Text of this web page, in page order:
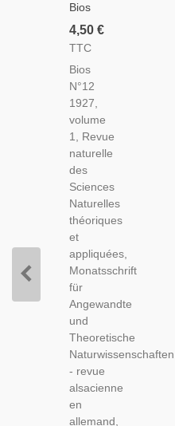
Bios
N°12
1927
Des
Sciences
Naturelles,
Monatsschrift
Für
Angewandte
Naturwissenschaftern
-
Alsatiques,
Archéologie,
Natur
4,50 €
TTC
Bios
N°12
1927,
volume
1, Revue
naturelle
des
Sciences
Naturelles
théoriques
et
appliquées,
Monatsschrift
für
Angewandte
und
Theoretische
Naturwissenschaften
- revue
alsacienne
en
allemand,